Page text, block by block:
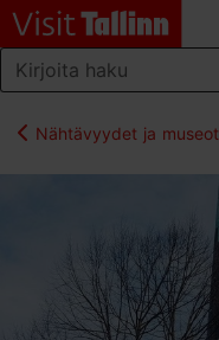
Nähtävyydet ja museot